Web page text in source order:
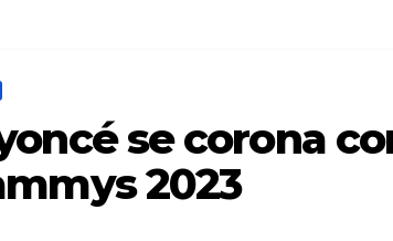
se corona
2023